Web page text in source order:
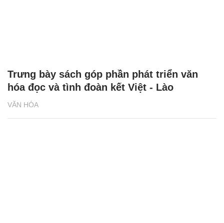
VĂN HÓA
Trưng bày sách góp phần phát triển văn
hóa đọc và tình đoàn kết Việt - Lào